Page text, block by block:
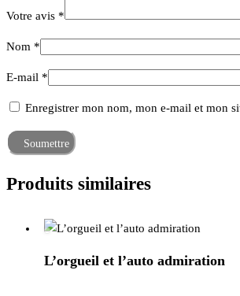
Votre avis *
Nom *
E-mail *
Enregistrer mon nom, mon e-mail et mon
Produits similaires
L’orgueil et l’auto admiration